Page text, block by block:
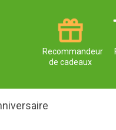
Recommandeur
de cadeaux